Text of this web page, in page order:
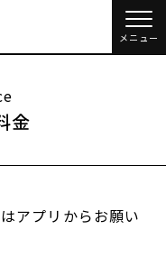
メニュー
金
アプリからお願い